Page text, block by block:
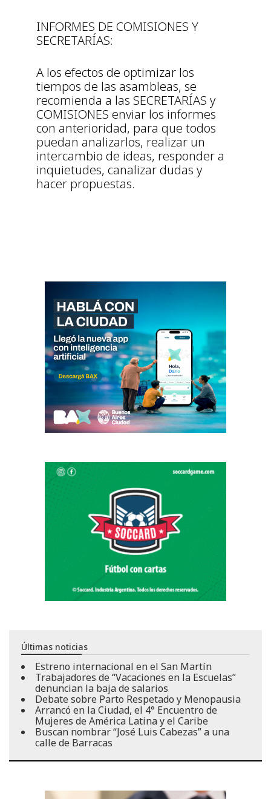
INFORMES DE COMISIONES Y
SECRETARÍAS:
A los efectos de optimizar los
tiempos de las asambleas, se
recomienda a las SECRETARÍAS y
COMISIONES enviar los informes
con anterioridad, para que todos
puedan analizarlos, realizar un
intercambio de ideas, responder a
inquietudes, canalizar dudas y
hacer propuestas.
Últimas noticias
Estreno internacional en el San Martín
Trabajadores de “Vacaciones en la Escuelas”
denuncian la baja de salarios
Debate sobre Parto Respetado y Menopausia
Arrancó en la Ciudad, el 4° Encuentro de
Mujeres de América Latina y el Caribe
Buscan nombrar “José Luis Cabezas” a una
calle de Barracas